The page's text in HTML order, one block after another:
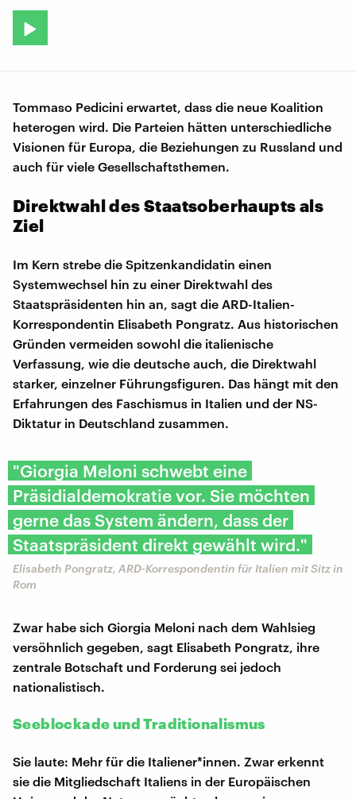
Tommaso Pedicini erwartet, dass die neue Koalition
heterogen wird. Die Parteien hätten unterschiedliche
Visionen für Europa, die Beziehungen zu Russland und
auch für viele Gesellschaftsthemen.
Direktwahl des Staatsoberhaupts als
Ziel
Im Kern strebe die Spitzenkandidatin einen
Systemwechsel hin zu einer Direktwahl des
Staatspräsidenten hin an, sagt die ARD-Italien-
Korrespondentin Elisabeth Pongratz. Aus historischen
Gründen vermeiden sowohl die italienische
Verfassung, wie die deutsche auch, die Direktwahl
starker, einzelner Führungsfiguren. Das hängt mit den
Erfahrungen des Faschismus in Italien und der NS-
Diktatur in Deutschland zusammen.
"Giorgia Meloni schwebt eine
Präsidialdemokratie vor. Sie möchten
gerne das System ändern, dass der
Staatspräsident direkt gewählt wird."
Elisabeth Pongratz, ARD-Korrespondentin für Italien mit Sitz in
Rom
Zwar habe sich Giorgia Meloni nach dem Wahlsieg
versöhnlich gegeben, sagt Elisabeth Pongratz, ihre
zentrale Botschaft und Forderung sei jedoch
nationalistisch.
Seeblockade und Traditionalismus
Sie laute: Mehr für die Italiener*innen. Zwar erkennt
sie die Mitgliedschaft Italiens in der Europäischen